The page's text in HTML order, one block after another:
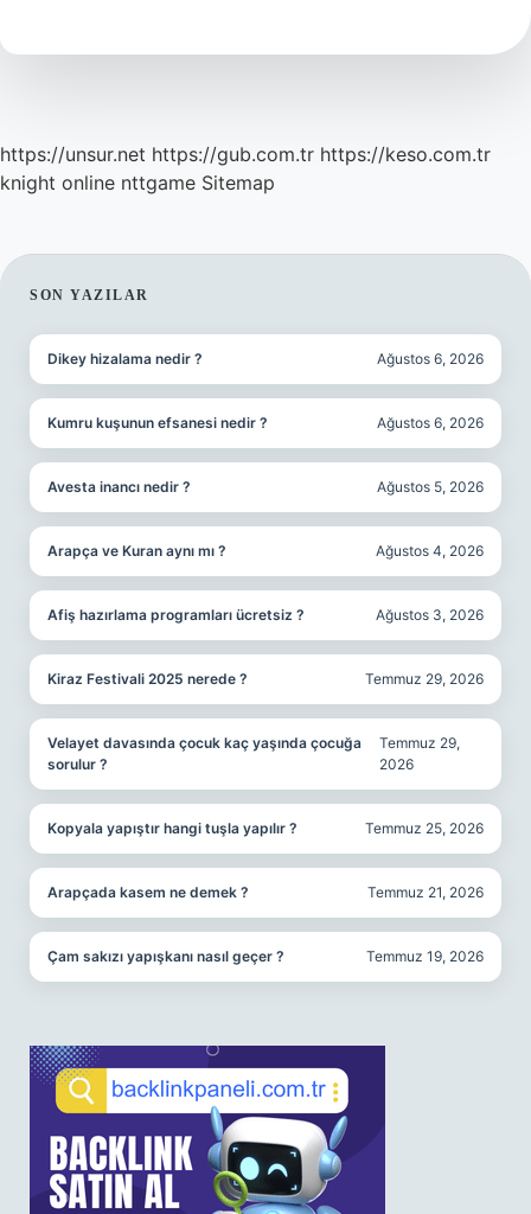
https://unsur.net https://gub.com.tr https://keso.com.tr
knight online nttgame Sitemap
SIDEBAR
SON YAZILAR
Dikey hizalama nedir ? Ağustos 6, 2026
Kumru kuşunun efsanesi nedir ? Ağustos 6, 2026
Avesta inancı nedir ? Ağustos 5, 2026
Arapça ve Kuran aynı mı ? Ağustos 4, 2026
Afiş hazırlama programları ücretsiz ? Ağustos 3, 2026
Kiraz Festivali 2025 nerede ? Temmuz 29, 2026
Velayet davasında çocuk kaç yaşında çocuğa
sorulur ?
Temmuz 29,
2026
Kopyala yapıştır hangi tuşla yapılır ? Temmuz 25, 2026
Arapçada kasem ne demek ? Temmuz 21, 2026
Çam sakızı yapışkanı nasıl geçer ? Temmuz 19, 2026